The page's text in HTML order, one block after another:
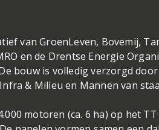
van GroenLeven, Bovemij,
en de Drentse Energie
bouw is volledig verzorgd
& Milieu en Mannen van
motoren (ca. 6 ha) op het